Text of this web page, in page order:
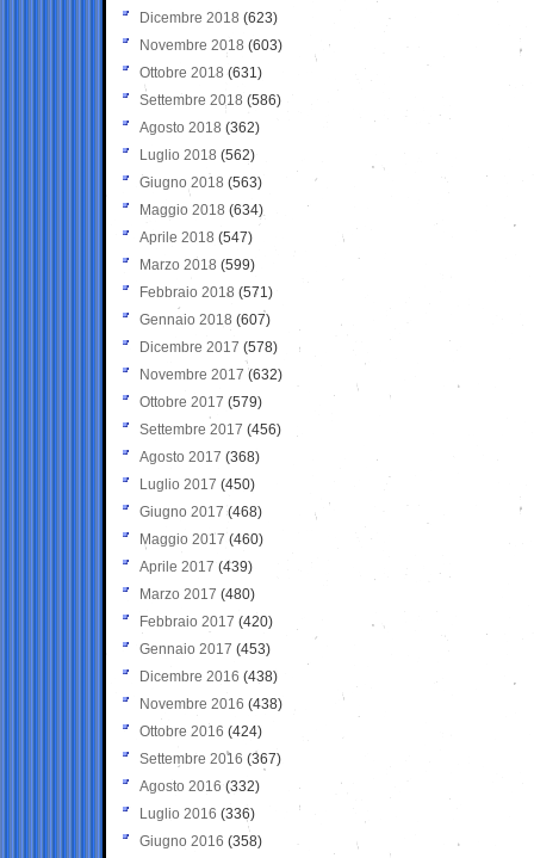
Dicembre 2018 (623)
Novembre 2018 (603)
Ottobre 2018 (631)
Settembre 2018 (586)
Agosto 2018 (362)
Luglio 2018 (562)
Giugno 2018 (563)
Maggio 2018 (634)
Aprile 2018 (547)
Marzo 2018 (599)
Febbraio 2018 (571)
Gennaio 2018 (607)
Dicembre 2017 (578)
Novembre 2017 (632)
Ottobre 2017 (579)
Settembre 2017 (456)
Agosto 2017 (368)
Luglio 2017 (450)
Giugno 2017 (468)
Maggio 2017 (460)
Aprile 2017 (439)
Marzo 2017 (480)
Febbraio 2017 (420)
Gennaio 2017 (453)
Dicembre 2016 (438)
Novembre 2016 (438)
Ottobre 2016 (424)
Settembre 2016 (367)
Agosto 2016 (332)
Luglio 2016 (336)
Giugno 2016 (358)